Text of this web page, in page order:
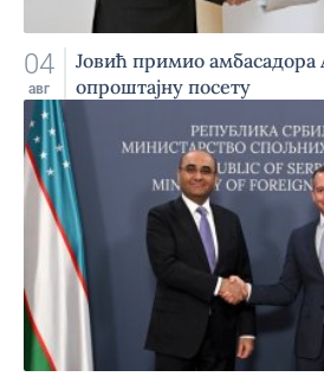
04
авг
Jовић примио амбасадора
опроштајну посету